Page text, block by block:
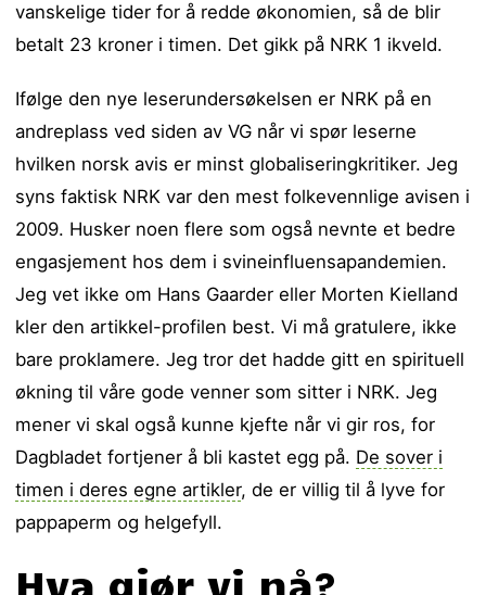
vanskelige tider for å redde økonomien, så de blir
betalt 23 kroner i timen. Det gikk på NRK 1 ikveld.
Ifølge den nye leserundersøkelsen er NRK på en
andreplass ved siden av VG når vi spør leserne
hvilken norsk avis er minst globaliseringkritiker. Jeg
syns faktisk NRK var den mest folkevennlige avisen i
2009. Husker noen flere som også nevnte et bedre
engasjement hos dem i svineinfluensapandemien.
Jeg vet ikke om Hans Gaarder eller Morten Kielland
kler den artikkel-profilen best. Vi må gratulere, ikke
bare proklamere. Jeg tror det hadde gitt en spirituell
økning til våre gode venner som sitter i NRK. Jeg
mener vi skal også kunne kjefte når vi gir ros, for
Dagbladet fortjener å bli kastet egg på. De sover i
timen i deres egne artikler, de er villig til å lyve for
pappaperm og helgefyll.
Hva gjør vi nå?